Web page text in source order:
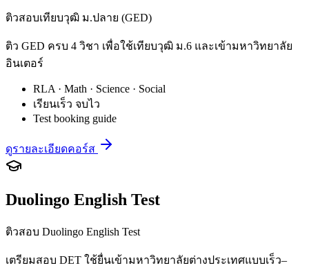
ติวสอบเทียบวุฒิ ม.ปลาย (GED)
ติว GED ครบ 4 วิชา เพื่อใช้เทียบวุฒิ ม.6 และเข้ามหาวิทยาลัย
อินเตอร์
RLA · Math · Science · Social
เรียนเร็ว จบไว
Test booking guide
ดูรายละเอียดคอร์ส
Duolingo English Test
ติวสอบ Duolingo English Test
เตรียมสอบ DET ใช้ยื่นเข้ามหาวิทยาลัยต่างประเทศแบบเร็ว–